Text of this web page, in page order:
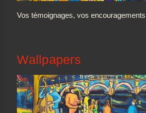
Vos témoignages, vos encouragements
Wallpapers